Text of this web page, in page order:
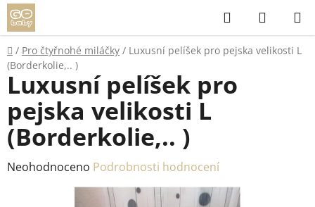
Přejít
na
obsah
Hledat
KOŠÍK
Domů
/ Pro čtyřnohé miláčky / Luxusní pelíšek pro pejska velikosti L
(Borderkolie,.. )
Luxusní pelíšek pro
pejska velikosti L
(Borderkolie,.. )
Průměrné
Neohodnoceno Podrobnosti hodnocení